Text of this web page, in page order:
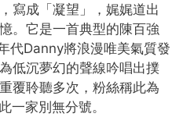
寫成「凝望」，娓娓道出
。它是一首典型的陳百強
代Danny將浪漫唯美氣質發
低沉夢幻的聲線吟唱出撲
覆聆聽多次，粉絲稱此為
一家別無分號。